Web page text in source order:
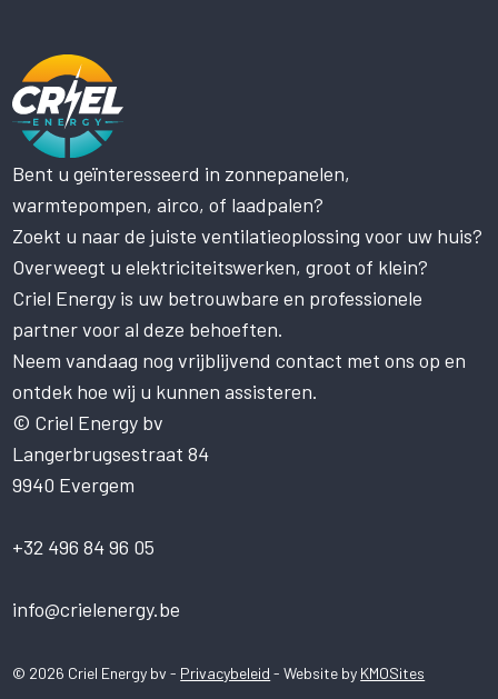
Bent u geïnteresseerd in zonnepanelen,
warmtepompen, airco, of laadpalen?
Zoekt u naar de juiste ventilatieoplossing voor uw huis?
Overweegt u elektriciteitswerken, groot of klein?
Criel Energy is uw betrouwbare en professionele
partner voor al deze behoeften.
Neem vandaag nog vrijblijvend contact met ons op en
ontdek hoe wij u kunnen assisteren.
© Criel Energy bv
Langerbrugsestraat 84
9940 Evergem
+32 496 84 96 05
info@crielenergy.be
© 2026 Criel Energy bv - Privacybeleid - Website by KMOSites
Deze website maakt gebruik
van cookies.
Deze website gebruikt cookies om uw
gebruikerservaring te verbeteren. Door
onze website te gebruiken, stemt u in met
alle cookies in overeenstemming met ons
Cookiebeleid.Lees verder
STRIKT NOODZAKELIJK
PRESTATIE
TARGETING
FUNCTIONEEL
NIET-GECLASSIFICEERD